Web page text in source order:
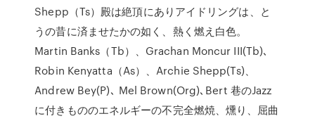
Shepp（Ts）殿は絶頂にありアイドリングは、と
うの昔に済ませたかの如く、熱く燃え白色。
Martin Banks（Tb）、Grachan Moncur III(Tb)､
Robin Kenyatta（As）、Archie Shepp(Ts)、
Andrew Bey(P)､ Mel Brown(Org)､Bert 巷のJazz
に付きもののエネルギーの不完全燃焼、燻り、屈曲